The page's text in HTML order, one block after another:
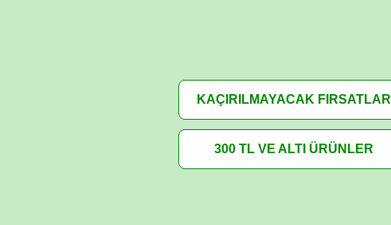
KAÇIRILMAYACAK FIRSATLAR
300 TL VE ALTI ÜRÜNLER